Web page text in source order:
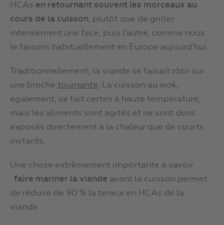
HCAs en retournant souvent les morceaux au
cours de la cuisson, plutôt que de griller
intensément une face, puis l’autre, comme nous
le faisons habituellement en Europe aujourd’hui.
Traditionnellement, la viande se faisait rôtir sur
une broche tournante. La cuisson au wok,
également, se fait certes à haute température,
mais les aliments sont agités et ne sont donc
exposés directement à la chaleur que de courts
instants.
Une chose extrêmement importante à savoir
: faire mariner la viande avant la cuisson permet
de réduire de 90 % la teneur en HCAs de la
viande.